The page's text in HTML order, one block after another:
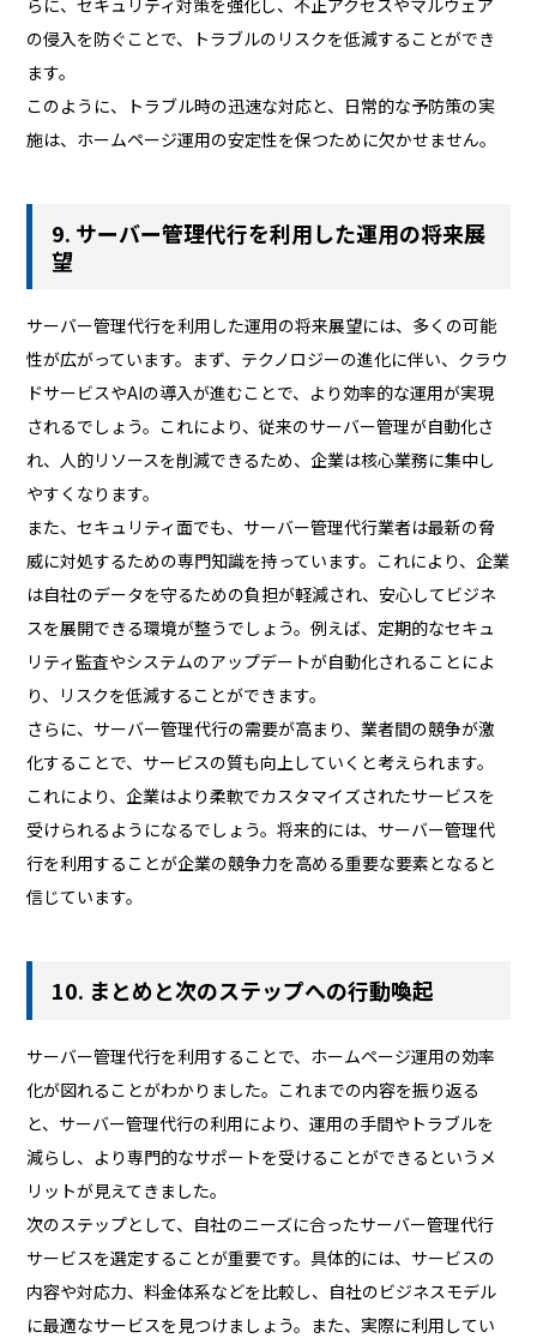
の侵入を防ぐことで、トラブルのリスクを低減することができ
ます。
このように、トラブル時の迅速な対応と、日常的な予防策の実
施は、ホームページ運用の安定性を保つために欠かせません。
9. サーバー管理代行を利用した運用の将来展
望
サーバー管理代行を利用した運用の将来展望には、多くの可能
性が広がっています。まず、テクノロジーの進化に伴い、クラウ
ドサービスやAIの導入が進むことで、より効率的な運用が実現
されるでしょう。これにより、従来のサーバー管理が自動化さ
れ、人的リソースを削減できるため、企業は核心業務に集中し
やすくなります。
また、セキュリティ面でも、サーバー管理代行業者は最新の脅
威に対処するための専門知識を持っています。これにより、企業
は自社のデータを守るための負担が軽減され、安心してビジネ
スを展開できる環境が整うでしょう。例えば、定期的なセキュ
リティ監査やシステムのアップデートが自動化されることによ
り、リスクを低減することができます。
さらに、サーバー管理代行の需要が高まり、業者間の競争が激
化することで、サービスの質も向上していくと考えられます。
これにより、企業はより柔軟でカスタマイズされたサービスを
受けられるようになるでしょう。将来的には、サーバー管理代
行を利用することが企業の競争力を高める重要な要素となると
信じています。
10. まとめと次のステップへの行動喚起
サーバー管理代行を利用することで、ホームページ運用の効率
化が図れることがわかりました。これまでの内容を振り返る
と、サーバー管理代行の利用により、運用の手間やトラブルを
減らし、より専門的なサポートを受けることができるというメ
リットが見えてきました。
次のステップとして、自社のニーズに合ったサーバー管理代行
サービスを選定することが重要です。具体的には、サービスの
内容や対応力、料金体系などを比較し、自社のビジネスモデル
に最適なサービスを見つけましょう。また、実際に利用してい